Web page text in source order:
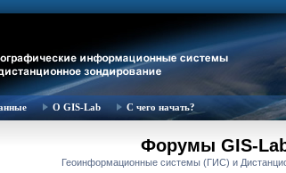
О GIS-Lab С чего начать?
Форумы GIS-
Геоинформационные системы (ГИС) и